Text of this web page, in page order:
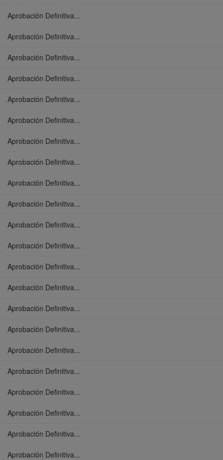
Aprobación Definitiva...
Aprobación Definitiva...
Aprobación Definitiva...
Aprobación Definitiva...
Aprobación Definitiva...
Aprobación Definitiva...
Aprobación Definitiva...
Aprobación Definitiva...
Aprobación Definitiva...
Aprobación Definitiva...
Aprobación Definitiva...
Aprobación Definitiva...
Aprobación Definitiva...
Aprobación Definitiva...
Aprobación Definitiva...
Aprobación Definitiva...
Aprobación Definitiva...
Aprobación Definitiva...
Aprobación Definitiva...
Aprobación Definitiva...
Aprobación Definitiva...
Aprobación Definitiva...